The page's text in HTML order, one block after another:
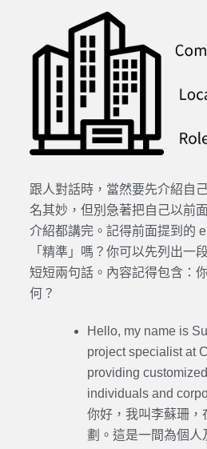
跟人對話時，當然要先介紹自
名其妙，但別急著把自己以前
介紹都講完。記得前面提到的
「精準」嗎？你可以先列出一
短短兩句話。內容記得包含：
何？
Hello, my name is
project specialist at
providing
individuals and
你好，我叫李蘇珊，
劃。這是一間為個人